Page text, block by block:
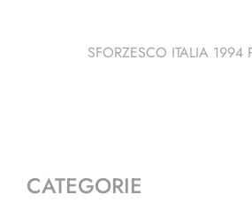
SFORZESCO ITALIA 1994
CATEGORIE